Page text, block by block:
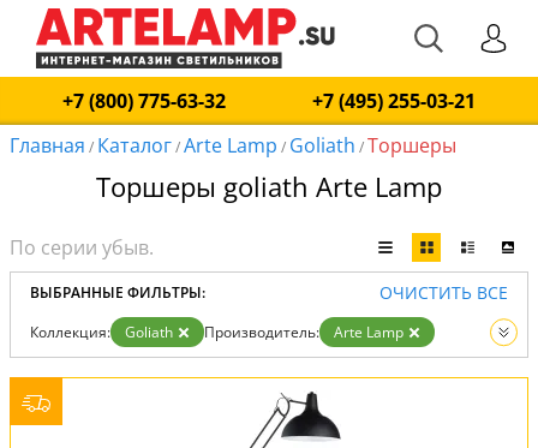
+7 (800) 775-63-32
+7 (495) 255-03-21
Главная / Каталог/Arte Lamp / Goliath /Торшеры
Торшеры goliath Arte Lamp
ВЫБРАННЫЕ ФИЛЬТРЫ: ОЧИСТИТЬ ВСЕ
Коллекция: Goliath Производитель:
Arte Lamp
Вид:
Торшеры